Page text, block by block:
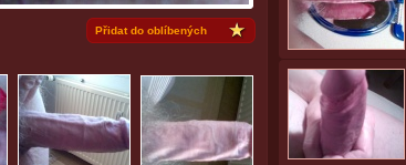
Přidat do oblíbených